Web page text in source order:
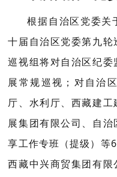
根据自治区党委关
十届自治区党委第九
巡视组将对自治区纪
展常规巡视；对自治
厅、水利厅、西藏建
展集团有限公司、自
享工作专班（提级）等
西藏中兴商贸集团有